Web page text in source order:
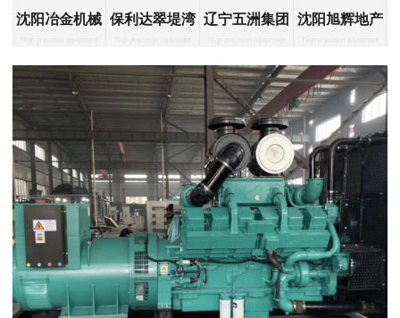
沈阳冶金机械 保利达翠堤湾 辽宁五洲集团 沈阳旭辉地产